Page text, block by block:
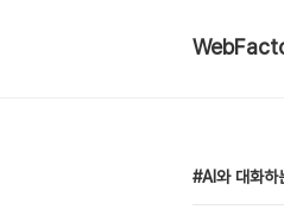
AI와 대화하